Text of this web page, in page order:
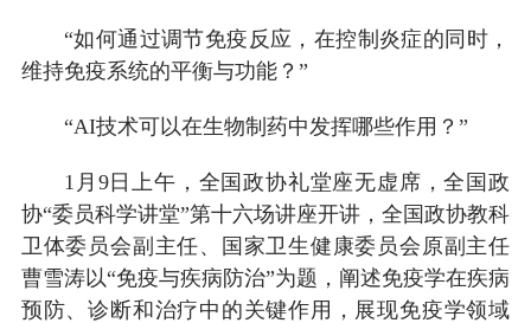
“如何通过调节免疫反应，在控制炎症的同时，
维持免疫系统的平衡与功能？”
“AI技术可以在生物制药中发挥哪些作用？”
1月9日上午，全国政协礼堂座无虚席，全国政
协“委员科学讲堂”第十六场讲座开讲，全国政协教科
卫体委员会副主任、国家卫生健康委员会原副主任
曹雪涛以“免疫与疾病防治”为题，阐述免疫学在疾病
预防、诊断和治疗中的关键作用，展现免疫学领域